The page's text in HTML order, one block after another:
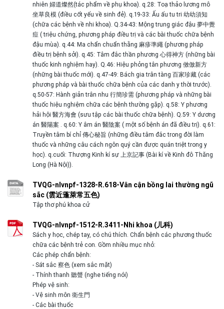
nhiên 婦道燦然(tác phẩm về phụ khoa). q.28: Toạ thảo lương mô
坐草良模 (điều cốt yếu về sinh đẻ). q.19-33: Ấu ấu tu tri 幼幼須知
(chữa các bệnh về nhi khoa). Q.34-43: Mộng trung giác đậu 夢中覺
痘 ( triệu chứng, phương pháp điều trị và các bài thuốc chữa bệnh
đậu mùa). q.44: Ma chẩn chuẩn thằng 麻疹準繩 (phương pháp
điều trị bệnh sởi). q.45: Tâm đắc thần phương 心得神方 (những bài
thuốc kinh nghiệm hay). Q.46: Hiệu phỏng tân phương 傚倣新方
(những bài thuốc mới). q.47-49: Bách gia trân tàng 百家珍藏 (các
phương pháp và bài thuốc chữa bệnh của các danh y thời trước).
q.50-57: Hành giản trân nhu 行簡珍需 (phương pháp và những bài
thuốc hiệu nghiệm chữa các bệnh thường gặp). q.58: Y phương
hải hội 醫方海會 (sưu tập các bài thuốc chữa bệnh). Q.59: Y dương
án 醫陽案 . q.60: Y âm án 醫陰案 ( một số bệnh án đã điều trị). q.61:
Truyền tâm bí chỉ 傳心秘旨 (những điều tâm đắc trong đời làm
thuốc và những câu cách ngôn quý cần được quán triệt trong y
học). q.cuối: Thượng Kinh kí sự 上京記事 (Bài kí về Kinh đô Thăng
Long (Hà Nội)).
TVQG-nlvnpf-1328-R.618-Vân cận bồng lai thường ngũ
sắc (雲近蓬萊常五色)
Tập thơ phú khoa cử
TVQG-nlvnpf-1512-R.3411-Nhi khoa (儿科)
Sách y học, chép tay, có chú thích. Chẩn bệnh các phương thuốc
chữa các bệnh trẻ con. Gồm nhiều mục nhỏ:
Các phép chẩn bệnh:
- Sát sắc 察色 (xem sắc mặt)
- Thính thanh 聽聲 (nghe tiếng nói)
Phép vệ sinh:
- Vệ sinh môn 衛生門
- Các bài thuốc